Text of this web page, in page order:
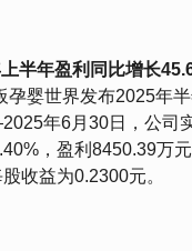
半年盈利同比增长
孕婴世界发布2025年半
年6月30日，公司
，盈利8450.39万
收益为0.2300元。